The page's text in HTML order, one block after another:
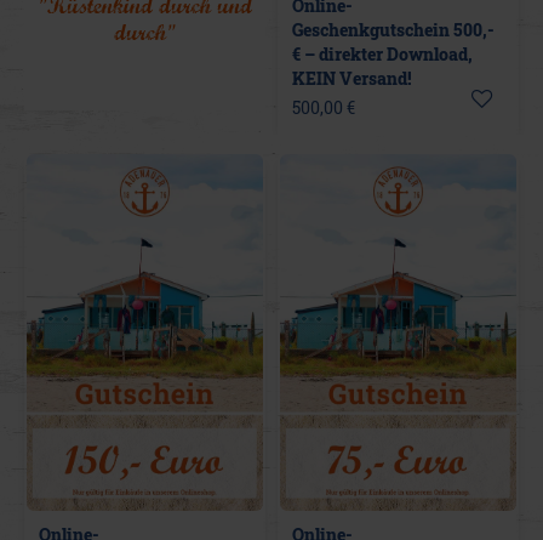
durch"
Online-
Geschenkgutschein 500,-
€ – direkter Download,
KEIN Versand!
500,00 €
Online-
Online-